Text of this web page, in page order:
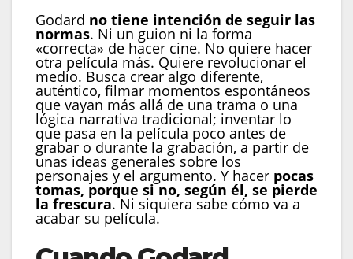
Godard no tiene intención de seguir las
normas. Ni un guion ni la forma
«correcta» de hacer cine. No quiere hacer
otra película más. Quiere revolucionar el
medio. Busca crear algo diferente,
auténtico, filmar momentos espontáneos
que vayan más allá de una trama o una
lógica narrativa tradicional; inventar lo
que pasa en la película poco antes de
grabar o durante la grabación, a partir de
unas ideas generales sobre los
personajes y el argumento. Y hacer pocas
tomas, porque si no, según él, se pierde
la frescura. Ni siquiera sabe cómo va a
acabar su película.